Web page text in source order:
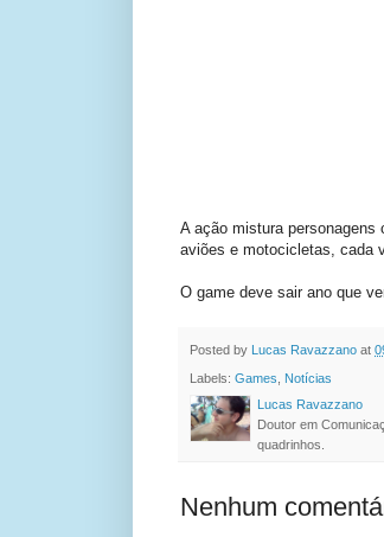
A ação mistura
aviões e motocicletas, cada
O game deve sair ano que
Posted by Lucas Ravazzano at
Labels: Games
Notícias
Lucas Ravazzano
Doutor em
quadrinhos.
Nenhum